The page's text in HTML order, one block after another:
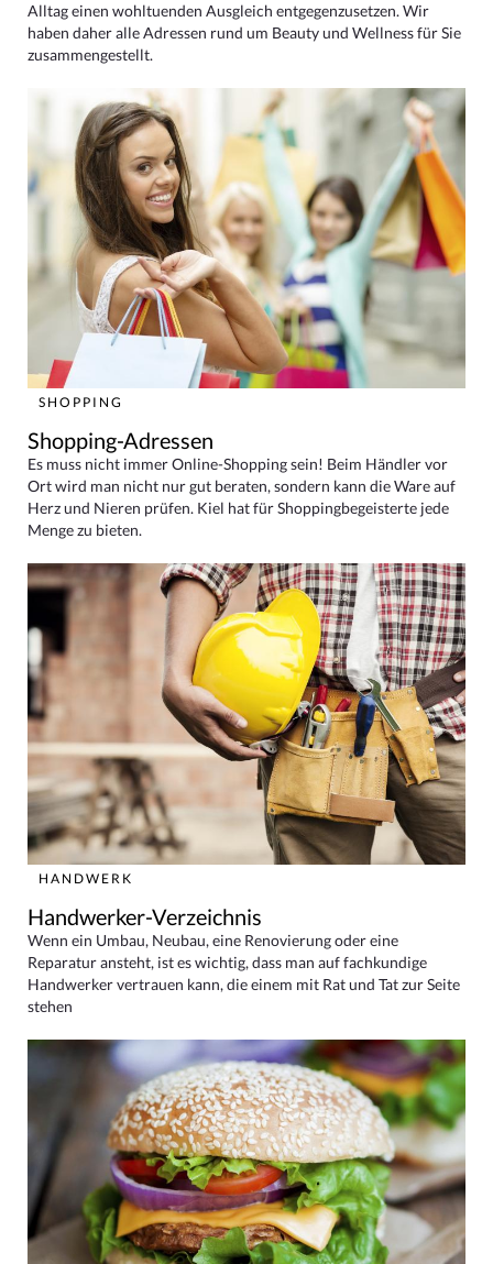
Alltag einen wohltuenden Ausgleich entgegenzusetzen. Wir
haben daher alle Adressen rund um Beauty und Wellness für Sie
zusammengestellt.
SHOPPING
Shopping-Adressen
Es muss nicht immer Online-Shopping sein! Beim Händler vor
Ort wird man nicht nur gut beraten, sondern kann die Ware auf
Herz und Nieren prüfen. Kiel hat für Shoppingbegeisterte jede
Menge zu bieten.
HANDWERK
Handwerker-Verzeichnis
Wenn ein Umbau, Neubau, eine Renovierung oder eine
Reparatur ansteht, ist es wichtig, dass man auf fachkundige
Handwerker vertrauen kann, die einem mit Rat und Tat zur Seite
stehen